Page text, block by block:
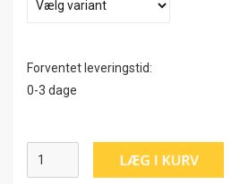
Forventet leveringstid:
0-3 dage